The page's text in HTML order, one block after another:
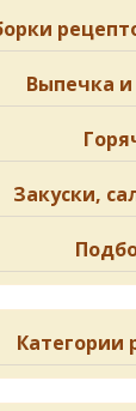
Выпечка
Закуски,
Категории